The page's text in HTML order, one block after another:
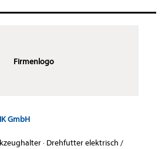
Firmenlogo
GmbH
· Drehfutter elektrisch /